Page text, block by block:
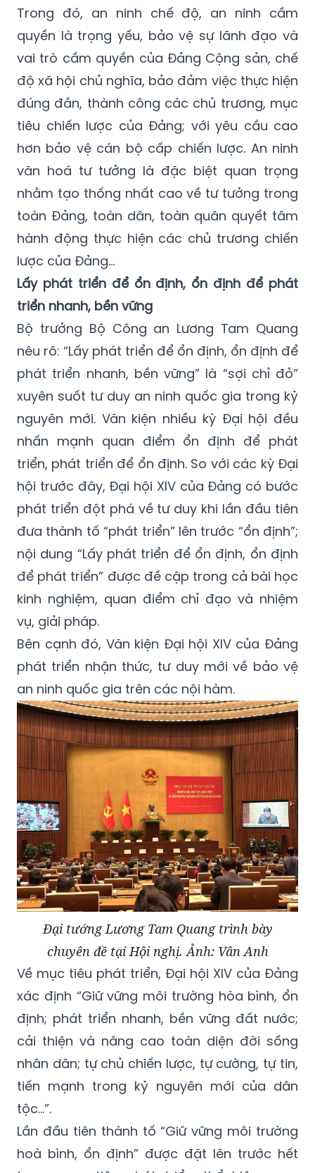
Trong đó, an ninh chế độ, an ninh cầm
quyền là trọng yếu, bảo vệ sự lãnh đạo và
vai trò cầm quyền của Đảng Cộng sản, chế
độ xã hội chủ nghĩa, bảo đảm việc thực hiện
đúng đắn, thành công các chủ trương, mục
tiêu chiến lược của Đảng; với yêu cầu cao
hơn bảo vệ cán bộ cấp chiến lược. An ninh
văn hoá tư tưởng là đặc biệt quan trọng
nhằm tạo thống nhất cao về tư tưởng trong
toàn Đảng, toàn dân, toàn quân quyết tâm
hành động thực hiện các chủ trương chiến
lược của Đảng…
Lấy phát triển để ổn định, ổn định để phát
triển nhanh, bền vững
Bộ trưởng Bộ Công an Lương Tam Quang
nêu rõ: “Lấy phát triển để ổn định, ổn định để
phát triển nhanh, bền vững” là “sợi chỉ đỏ”
xuyên suốt tư duy an ninh quốc gia trong kỷ
nguyên mới. Văn kiện nhiều kỳ Đại hội đều
nhấn mạnh quan điểm ổn định để phát
triển, phát triển để ổn định. So với các kỳ Đại
hội trước đây, Đại hội XIV của Đảng có bước
phát triển đột phá về tư duy khi lần đầu tiên
đưa thành tố “phát triển” lên trước “ổn định”;
nội dung “Lấy phát triển để ổn định, ổn định
để phát triển” được đề cập trong cả bài học
kinh nghiệm, quan điểm chỉ đạo và nhiệm
vụ, giải pháp.
Bên cạnh đó, Văn kiện Đại hội XIV của Đảng
phát triển nhận thức, tư duy mới về bảo vệ
an ninh quốc gia trên các nội hàm.
Đại tướng Lương Tam Quang trình bày
chuyên đề tại Hội nghị. Ảnh: Vân Anh
Về mục tiêu phát triển, Đại hội XIV của Đảng
xác định “Giữ vững môi trường hòa bình, ổn
định; phát triển nhanh, bền vững đất nước;
cải thiện và nâng cao toàn diện đời sống
nhân dân; tự chủ chiến lược, tự cường, tự tin,
tiến mạnh trong kỷ nguyên mới của dân
tộc…”.
Lần đầu tiên thành tố “Giữ vững môi trường
hoà bình, ổn định” được đặt lên trước hết